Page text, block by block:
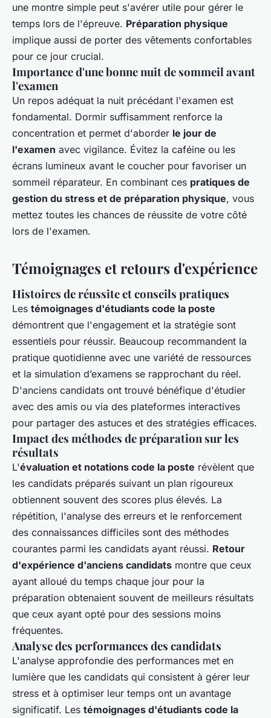
une montre simple peut s'avérer utile pour gérer le
temps lors de l'épreuve. Préparation physique
implique aussi de porter des vêtements confortables
pour ce jour crucial.
Importance d'une bonne nuit de sommeil avant
l'examen
Un repos adéquat la nuit précédant l'examen est
fondamental. Dormir suffisamment renforce la
concentration et permet d'aborder le jour de
l'examen avec vigilance. Évitez la caféine ou les
écrans lumineux avant le coucher pour favoriser un
sommeil réparateur. En combinant ces pratiques de
gestion du stress et de préparation physique, vous
mettez toutes les chances de réussite de votre côté
lors de l'examen.
Témoignages et retours d'expérience
Histoires de réussite et conseils pratiques
Les témoignages d'étudiants code la poste
démontrent que l'engagement et la stratégie sont
essentiels pour réussir. Beaucoup recommandent la
pratique quotidienne avec une variété de ressources
et la simulation d’examens se rapprochant du réel.
D'anciens candidats ont trouvé bénéfique d'étudier
avec des amis ou via des plateformes interactives
pour partager des astuces et des stratégies efficaces.
Impact des méthodes de préparation sur les
résultats
L'évaluation et notations code la poste révèlent que
les candidats préparés suivant un plan rigoureux
obtiennent souvent des scores plus élevés. La
répétition, l'analyse des erreurs et le renforcement
des connaissances difficiles sont des méthodes
courantes parmi les candidats ayant réussi. Retour
d'expérience d'anciens candidats montre que ceux
ayant alloué du temps chaque jour pour la
préparation obtenaient souvent de meilleurs résultats
que ceux ayant opté pour des sessions moins
fréquentes.
Analyse des performances des candidats
L'analyse approfondie des performances met en
lumière que les candidats qui consistent à gérer leur
stress et à optimiser leur temps ont un avantage
significatif. Les témoignages d'étudiants code la